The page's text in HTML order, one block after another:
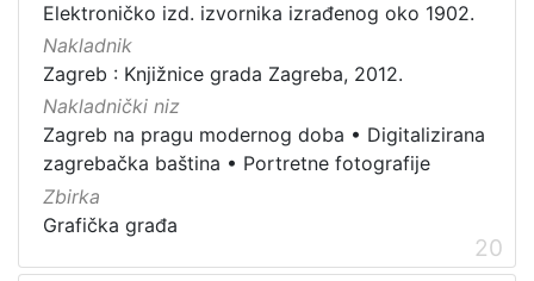
Elektroničko izd. izvornika izrađenog oko 1902.
Nakladnik
Zagreb : Knjižnice grada Zagreba, 2012.
Nakladnički niz
Zagreb na pragu modernog doba • Digitalizirana
zagrebačka baština • Portretne fotografije
Zbirka
Grafička građa
20